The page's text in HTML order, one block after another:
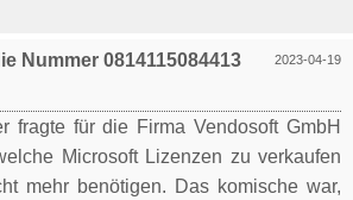
2023-04-19
Nummer 0814115084413
fragte für die Firma Vendosoft GmbH
Microsoft Lizenzen zu verkaufen
mehr benötigen. Das komische war,